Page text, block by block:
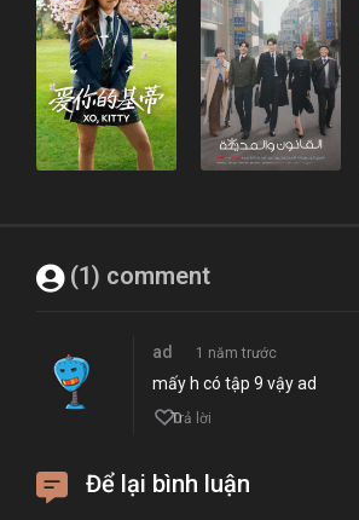
(1) comment
ad 1 năm trước
mấy h có tập 9 vậy ad
0
Trả lời
Để lại bình luận